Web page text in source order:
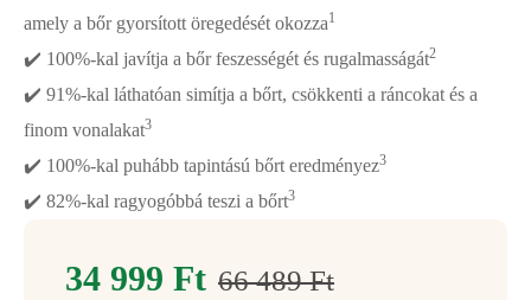
amely a bőr gyorsított öregedését okozza1
✔️ 100%-kal javítja a bőr feszességét és rugalmasságát2
✔️ 91%-kal láthatóan simítja a bőrt, csökkenti a ráncokat és a
finom vonalakat3
✔️ 100%-kal puhább tapintású bőrt eredményez3
✔️ 82%-kal ragyogóbbá teszi a bőrt3
66 489Ft
34 999 Ft